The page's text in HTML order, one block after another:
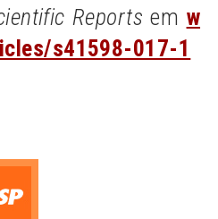
Reports em w
s41598-017-1